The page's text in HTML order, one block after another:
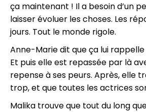
ça maintenant ! Il a besoin d’un
laisser évoluer les choses. Les
jours. Tout le monde rigole.
Anne-Marie dit que ça lui
Et puis elle est repassée par là
repense à ses peurs. Après, elle
trop, et que toutes les actrices
Malika trouve que tout du long